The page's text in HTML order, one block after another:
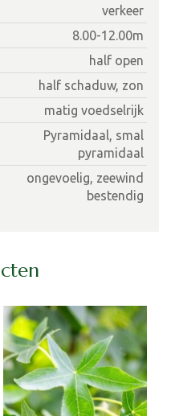
verkeer
8.00-12.00m
half open
half schaduw, zon
matig voedselrijk
Pyramidaal, smal
pyramidaal
ongevoelig, zeewind
bestendig